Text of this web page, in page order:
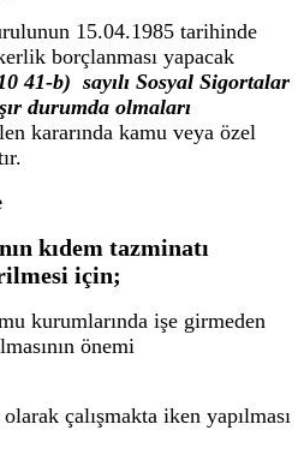
15.04.1985 tarihinde
borçlanması yapacak
41-b) sayılı Sosyal Sigortalar
durumda olmaları
kararında kamu veya özel
kıdem tazminatı
için;
kurumlarında işe girmeden
önemi
çalışmakta iken yapılması